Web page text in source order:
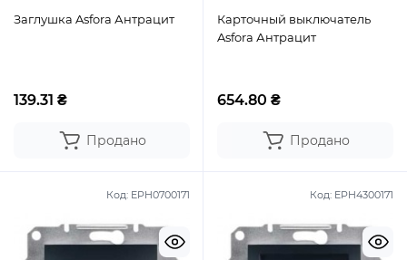
Заглушка Asfora Антрацит
139.31 ₴
Продано
Карточный выключатель
Asfora Антрацит
654.80 ₴
Продано
Код: EPH0700171 Код: EPH4300171